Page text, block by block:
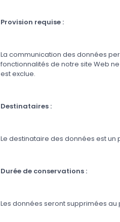
Provision requise :
La communication des données
fonctionnalités de notre site Web
est exclue.
Destinataires :
Le destinataire des données est un
Durée de conservations :
Les données seront supprimées